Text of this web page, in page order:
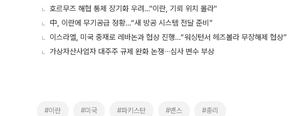
호르무즈 해협 통제 장기화 우려…"이란, 기뢰 위치 몰라"
中, 이란에 무기공급 정황…“새 방공 시스템 전달 준비”
이스라엘, 미국 중재로 레바논과 협상 진행…“워싱턴서 헤즈볼라 무장해제 협상”
가상자산사업자 대주주 규제 완화 논쟁∙∙∙심사 변수 부상
#이란 #미국 #파키스탄 #밴스 #총리